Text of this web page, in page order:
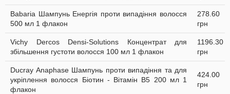
Babaria Шампунь Енергія проти випадіння волосся
500 мл 1 флакон
278.60
грн
Vichy Dercos Densi-Solutions Концентрат для
збільшення густоти волосся 100 мл 1 флакон
1196.30
грн
Ducray Anaphase Шампунь проти випадіння та для
укріплення волосся Біотин - Вітамін В5 200 мл 1
флакон
424.00
грн